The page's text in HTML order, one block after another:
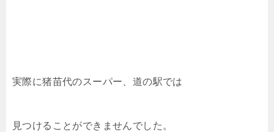
実際に猪苗代のスーパー、道の駅では
見つけることができませんでした。